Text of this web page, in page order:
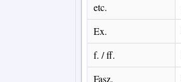
etc.
Ex.
f. / ff.
Fasz.